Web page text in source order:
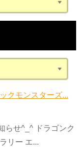
クモンスターズ...
らせ^_^ ドラゴンク
リー エ...